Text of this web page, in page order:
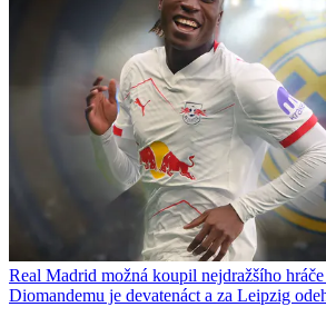
Real Madrid možná koupil nejdražšího
Diomandemu je devatenáct a za Leipzig